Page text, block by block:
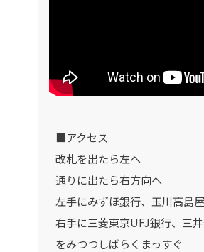
■アクセス
改札を出たら左へ
通りに出たら右方向へ
左手にみずほ銀行、玉川高島屋
右手に三菱東京UFJ銀行、三
をみつつしばらくまっすぐ